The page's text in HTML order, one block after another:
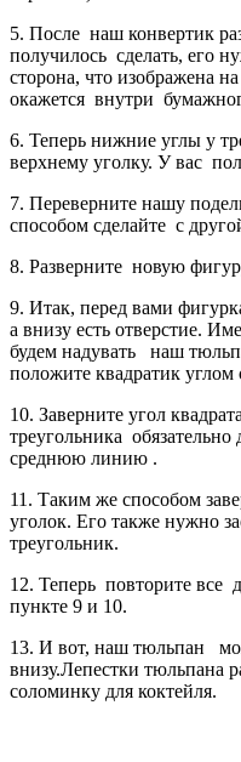
5. После наш конвертик
получилось сделать, его
сторона, что изображена
окажется внутри
6. Теперь нижние углы у
верхнему уголку. У вас
7. Переверните нашу
способом сделайте с
8. Разверните новую
9. Итак, перед вами
а внизу есть отверстие.
будем надувать наш
положите квадратик
10. Заверните угол
треугольника обязательно
среднюю линию .
11. Таким же способом
уголок. Его также нужно
треугольник.
12. Теперь повторите все
пункте 9 и 10.
13. И вот, наш тюльпан
внизу.Лепестки тюльпана
соломинку для коктейля.